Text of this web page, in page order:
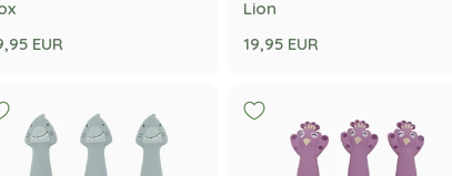
EUR
Lion
19,95 EUR